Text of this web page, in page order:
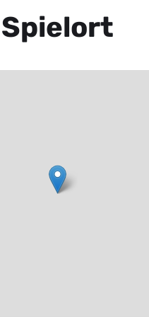
Spielort